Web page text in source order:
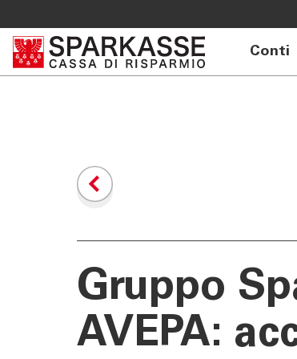
Conti
Consulenza a distanza Meet
Pagamenti Mobile
Gruppo
AVEPA: